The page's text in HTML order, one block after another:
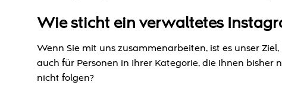
Wie sticht ein verwaltetes
Wenn Sie mit uns zusammenarbeiten, ist es unser
auch für Personen in Ihrer Kategorie, die Ihnen
nicht folgen?